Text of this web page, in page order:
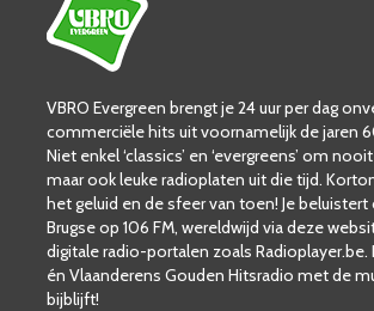
VBRO Evergreen brengt je 24 uur per dag
commerciële hits uit voornamelijk de jaren
Niet enkel ‘classics’ en ‘evergreens’ om
maar ook leuke radioplaten uit die tijd.
het geluid en de sfeer van toen! Je
Brugse op 106 FM, wereldwijd via deze
digitale radio-portalen zoals Radioplayer.be.
én Vlaanderens Gouden Hitsradio met de
bijblijft!